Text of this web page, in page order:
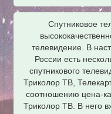
Спутниковое
телевидение. В
России есть
спутникового
Триколор ТВ,
соотношению цена-
Триколор ТВ. В него